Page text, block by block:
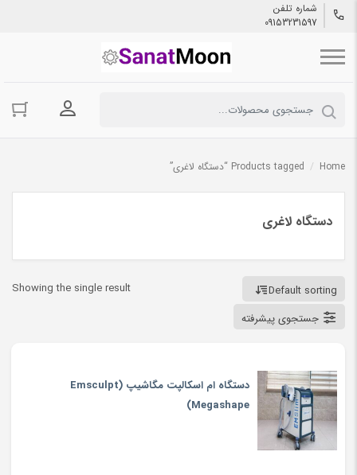
شماره تلفن
09153231597
ورود به
Home
/ Products tagged “دستگاه لاغری”
دستگاه لاغری
Showing the single result
Default sorting
جستجوی پیشرفته
دستگاه ام اسکالپت مگاشیپ (Emsculpt
Megashape)